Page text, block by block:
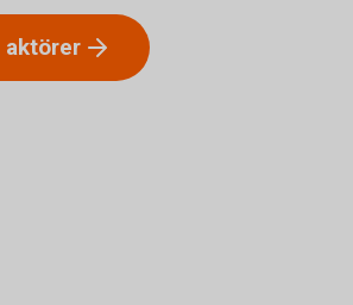
aktörer